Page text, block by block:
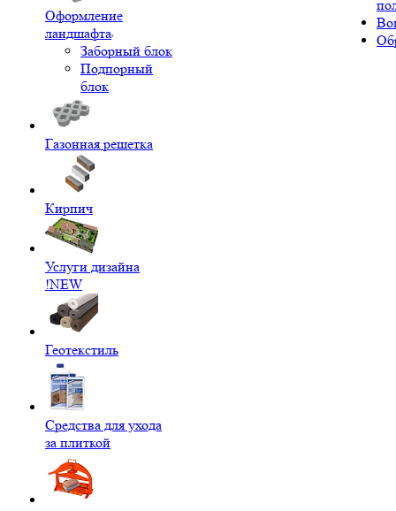
Оформление
ландшафта
Заборный блок
Подпорный
блок
Газонная решетка
Кирпич
Услуги дизайна
!NEW
Геотекстиль
Средства для ухода
за плиткой